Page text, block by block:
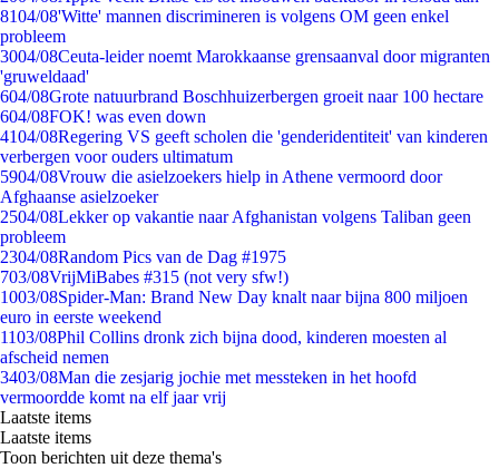
8104/08'Witte' mannen discrimineren is volgens OM geen enkel
probleem
3004/08Ceuta-leider noemt Marokkaanse grensaanval door migranten
'gruweldaad'
604/08Grote natuurbrand Boschhuizerbergen groeit naar 100 hectare
604/08FOK! was even down
4104/08Regering VS geeft scholen die 'genderidentiteit' van kinderen
verbergen voor ouders ultimatum
5904/08Vrouw die asielzoekers hielp in Athene vermoord door
Afghaanse asielzoeker
2504/08Lekker op vakantie naar Afghanistan volgens Taliban geen
probleem
2304/08Random Pics van de Dag #1975
703/08VrijMiBabes #315 (not very sfw!)
1003/08Spider-Man: Brand New Day knalt naar bijna 800 miljoen
euro in eerste weekend
1103/08Phil Collins dronk zich bijna dood, kinderen moesten al
afscheid nemen
3403/08Man die zesjarig jochie met messteken in het hoofd
vermoordde komt na elf jaar vrij
Laatste items
Laatste items
Toon berichten uit deze thema's